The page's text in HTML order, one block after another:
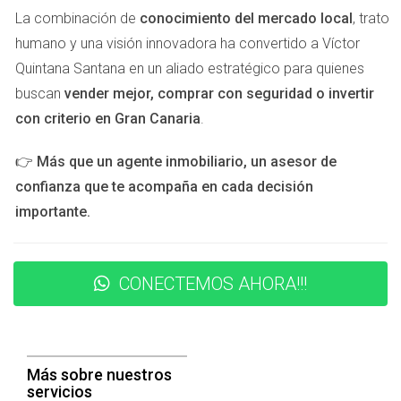
hogar, no dudes en contactar a Victor Quintana Santana. Él
estará encantado de ayudarte a encontrar el lugar perfecto
para ti y tu familia.
Preguntas Frecuentes
¿Cuál es la mejor zona para vivir en Gran
Canaria con niños?
Las Palmas, Maspalomas y Teror son excelentes opciones
servicios familiares.
¿Hay buenas escuelas en estas zonas?
que ofrecen educación de calidad.
La combinación de conocimiento del mercado local, trato
humano y una visión innovadora ha convertido a Víctor
Quintana Santana en un aliado estratégico para quienes
buscan vender mejor, comprar con seguridad o invertir
con criterio en Gran Canaria.
👉 Más que un agente inmobiliario, un asesor de
confianza que te acompaña en cada decisión
importante.
CONECTEMOS AHORA!!!
Más sobre nuestros
servicios